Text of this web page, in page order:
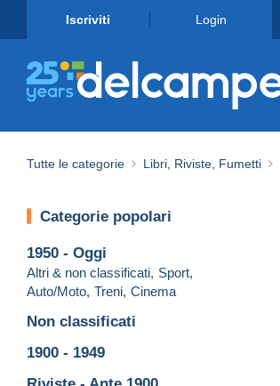
Iscriviti Login
Tutte le categorie Libri, Riviste, Fumetti
Categorie popolari
1950 - Oggi
Altri & non classificati, Sport,
Auto/Moto, Treni, Cinema
Non classificati
1900 - 1949